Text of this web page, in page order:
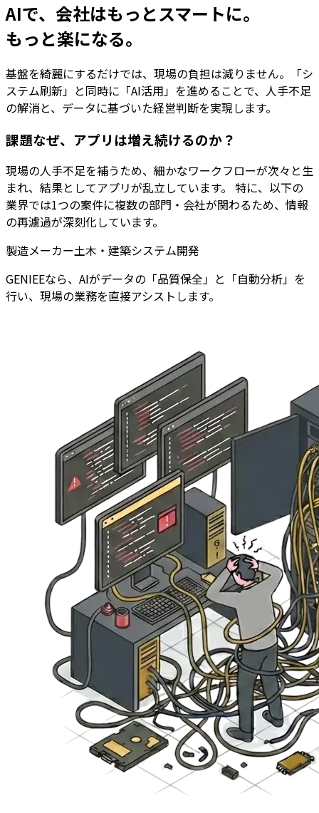
AIで、会社はもっとスマートに。
もっと楽になる。
基盤を綺麗にするだけでは、現場の負担は減りません。「シ
ステム刷新」と同時に「AI活用」を進めることで、人手不足
の解消と、データに基づいた経営判断を実現します。
課題なぜ、アプリは増え続けるのか？
現場の人手不足を補うため、細かなワークフローが次々と生
まれ、結果としてアプリが乱立しています。 特に、以下の
業界では1つの案件に複数の部門・会社が関わるため、情報
の再濾過が深刻化しています。
製造メーカー土木・建築システム開発
GENIEEなら、AIがデータの「品質保全」と「自動分析」を
行い、現場の業務を直接アシストします。